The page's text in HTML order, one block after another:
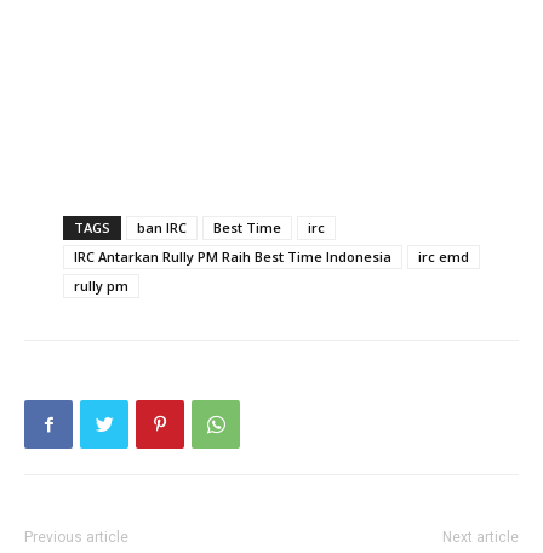
TAGS ban IRC Best Time
irc
IRC Antarkan Rully PM Raih Best Time Indonesia
irc emd
rully pm
Previous article Next article